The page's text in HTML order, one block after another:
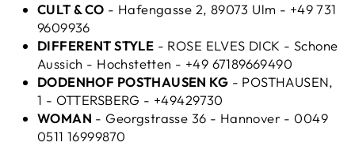
CULT & CO - Hafengasse 2, 89073 Ulm - +49 731
9609936
DIFFERENT STYLE - ROSE ELVES DICK - Schone
Aussich - Hochstetten - +49 67189669490
DODENHOF POSTHAUSEN KG - POSTHAUSEN,
1 - OTTERSBERG - +49429730
WOMAN - Georgstrasse 36 - Hannover - 0049
0511 16999870